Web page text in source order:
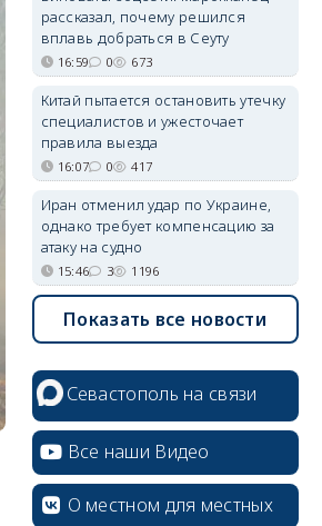
рассказал, почему решился
вплавь добраться в Сеуту
16:59 0 673
Китай пытается остановить утечку
специалистов и ужесточает
правила выезда
16:07 0 417
Иран отменил удар по Украине,
однако требует компенсацию за
атаку на судно
15:46 3 1196
Показать все новости
Севастополь на связи
Все наши Видео
О местном для местных
erid: 2SDnjcrDNw6